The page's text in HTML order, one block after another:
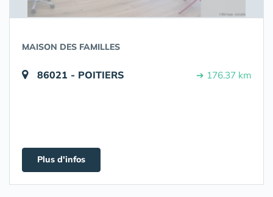
MAISON DES FAMILLES
86021 - POITIERS ➔ 176.37 km
Plus d'infos